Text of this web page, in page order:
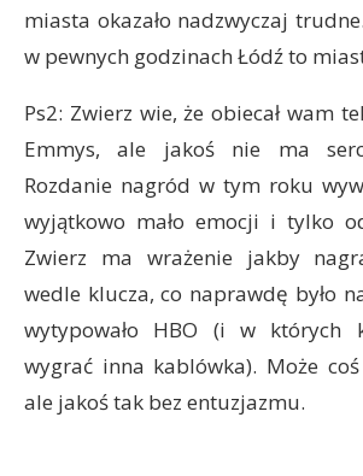
miasta okazało nadzwyczaj
w pewnych godzinach Łódź to
Ps2: Zwierz wie, że obiecał wam
Emmys, ale jakoś nie ma
Rozdanie nagród w tym roku
wyjątkowo mało emocji i tylko
Zwierz ma wrażenie jakby
wedle klucza, co naprawdę było
wytypowało HBO (i w których
wygrać inna kablówka). Może
ale jakoś tak bez entuzjazmu.